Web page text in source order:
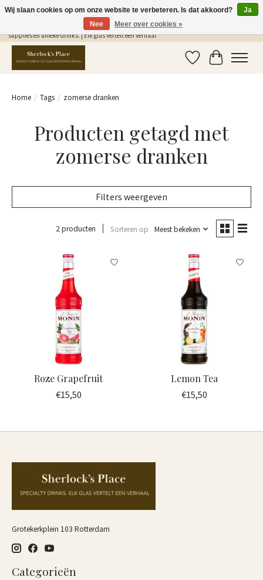
Gratis Verzending in NL vanaf €75,- | Sherlocks Place: dé plek voor MONIN siropen, bar
supplies en unieke drinks. | Elk glas vertelt een verhaal
Verlanglijst
Home / Tags / zomerse dranken
Producten getagd met
zomerse dranken
Filters weergeven
2 producten Sorteren op Meest bekeken
Roze Grapefruit
€15,50
Lemon Tea
€15,50
Grotekerkplein 103 Rotterdam
Categorieën
Wij slaan cookies op om onze website te verbeteren. Is dat akkoord?
Ja
Nee
Meer over cookies »